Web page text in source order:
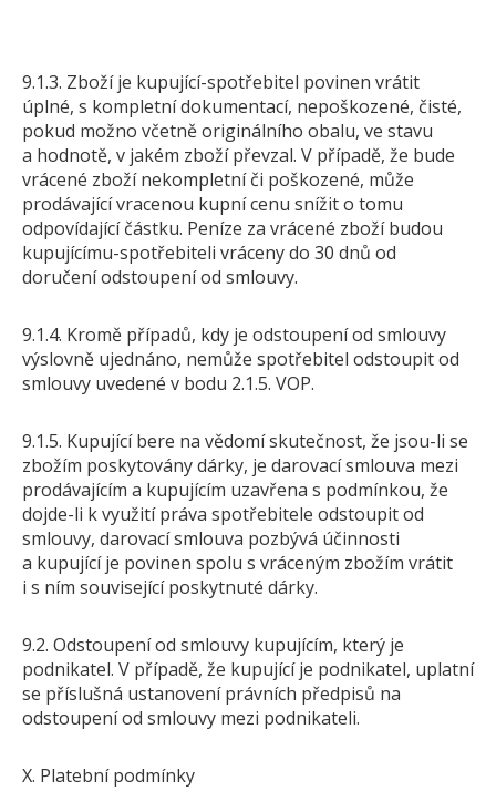
9.1.3. Zboží je kupující-spotřebitel povinen vrátit
úplné, s kompletní dokumentací, nepoškozené, čisté,
pokud možno včetně originálního obalu, ve stavu
a hodnotě, v jakém zboží převzal. V případě, že bude
vrácené zboží nekompletní či poškozené, může
prodávající vracenou kupní cenu snížit o tomu
odpovídající částku. Peníze za vrácené zboží budou
kupujícímu-spotřebiteli vráceny do 30 dnů od
doručení odstoupení od smlouvy.
9.1.4. Kromě případů, kdy je odstoupení od smlouvy
výslovně ujednáno, nemůže spotřebitel odstoupit od
smlouvy uvedené v bodu 2.1.5. VOP.
9.1.5. Kupující bere na vědomí skutečnost, že jsou-li se
zbožím poskytovány dárky, je darovací smlouva mezi
prodávajícím a kupujícím uzavřena s podmínkou, že
dojde-li k využití práva spotřebitele odstoupit od
smlouvy, darovací smlouva pozbývá účinnosti
a kupující je povinen spolu s vráceným zbožím vrátit
i s ním související poskytnuté dárky.
9.2. Odstoupení od smlouvy kupujícím, který je
podnikatel. V případě, že kupující je podnikatel, uplatní
se příslušná ustanovení právních předpisů na
odstoupení od smlouvy mezi podnikateli.
X. Platební podmínky